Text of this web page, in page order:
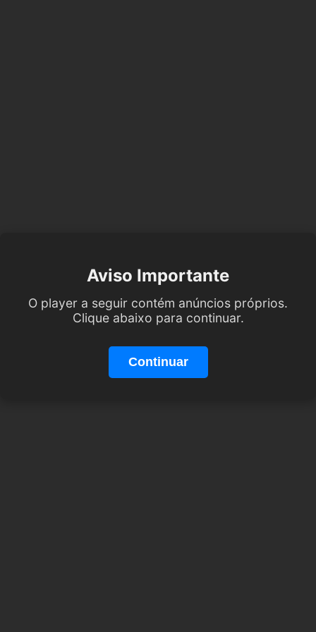
Aviso Importante
O player a seguir contém anúncios próprios.
Clique abaixo para continuar.
Continuar